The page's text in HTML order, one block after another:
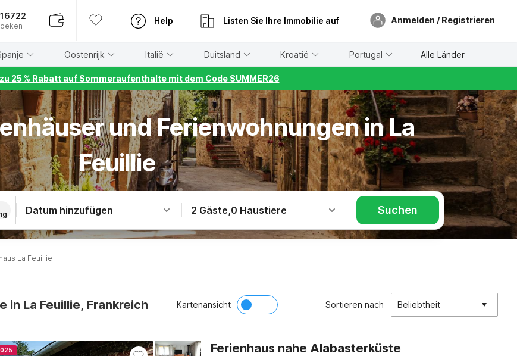
Help Listen Sie Ihre Immobilie auf Anmelden / Registrieren
Oostenrijk Italië Duitsland Kroatië Portugal Alle Länder
25 % Rabatt auf Sommeraufenthalte mit dem Code SUMMER26
und Ferienwohnungen in La
Feuillie
Datum hinzufügen 2 Gäste,0 Haustiere Suchen
La Feuillie
in La Feuillie, Frankreich Kartenansicht Sortieren nach Beliebtheit
Ferienhaus nahe Alabasterküste